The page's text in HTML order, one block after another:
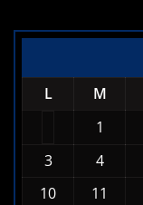
L
M
1
3
4
10
11